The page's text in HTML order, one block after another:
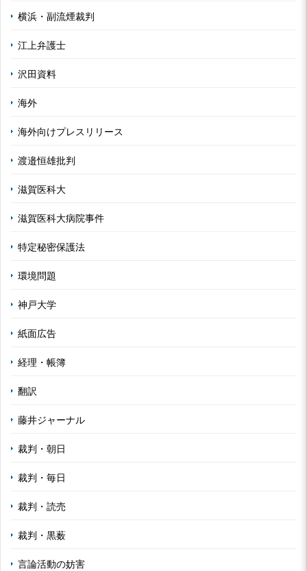
横浜・副流煙裁判
江上弁護士
沢田資料
海外
海外向けプレスリリース
渡邉恒雄批判
滋賀医科大
滋賀医科大病院事件
特定秘密保護法
環境問題
神戸大学
紙面広告
経理・帳簿
翻訳
藤井ジャーナル
裁判・朝日
裁判・毎日
裁判・読売
裁判・黒薮
言論活動の妨害